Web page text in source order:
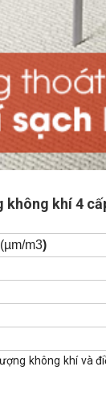
không khí 4
m3)
không khí